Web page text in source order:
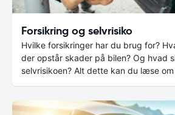
Forsikring og selvrisiko
Hvilke forsikringer har du brug for?
der opstår skader på bilen? Og hvad
selvrisikoen? Alt dette kan du læse